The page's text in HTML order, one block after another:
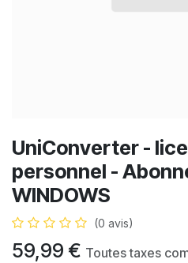
UniConverter -
personnel -
WINDOWS
(0 avis)
59,99 € Toutes taxes